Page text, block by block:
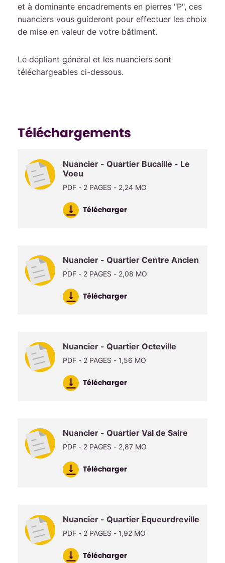
et à dominante encadrements en pierres "P", ces
nuanciers vous guideront pour effectuer les choix
de mise en valeur de votre bâtiment.
Le dépliant général et les nuanciers sont
téléchargeables ci-dessous.
Téléchargements
Nuancier - Quartier Bucaille - Le
Voeu
PDF - 2 PAGES - 2,24 MO
Télécharger
Nuancier - Quartier Centre Ancien
PDF - 2 PAGES - 2,08 MO
Télécharger
Nuancier - Quartier Octeville
PDF - 2 PAGES - 1,56 MO
Télécharger
Nuancier - Quartier Val de Saire
PDF - 2 PAGES - 2,87 MO
Télécharger
Nuancier - Quartier Equeurdreville
PDF - 2 PAGES - 1,92 MO
Télécharger